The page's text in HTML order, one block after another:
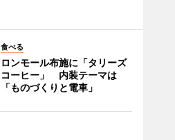
食べる
ロンモール布施に「タリーズ
コーヒー」 内装テーマは
「ものづくりと電車」